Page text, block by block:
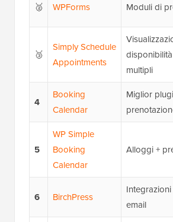
🥈 WPForms Moduli di
🥉
Simply Schedule
Appointments
disponibilità
multipli
4
Booking
Calendar
Miglior
5
WP Simple
Booking
Calendar
Alloggi +
6 BirchPress
Integrazioni
email